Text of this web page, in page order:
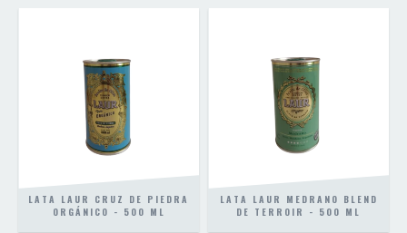
LATA LAUR CRUZ DE PIEDRA
ORGÁNICO - 500 ML
LATA LAUR MEDRANO BLEND
DE TERROIR - 500 ML